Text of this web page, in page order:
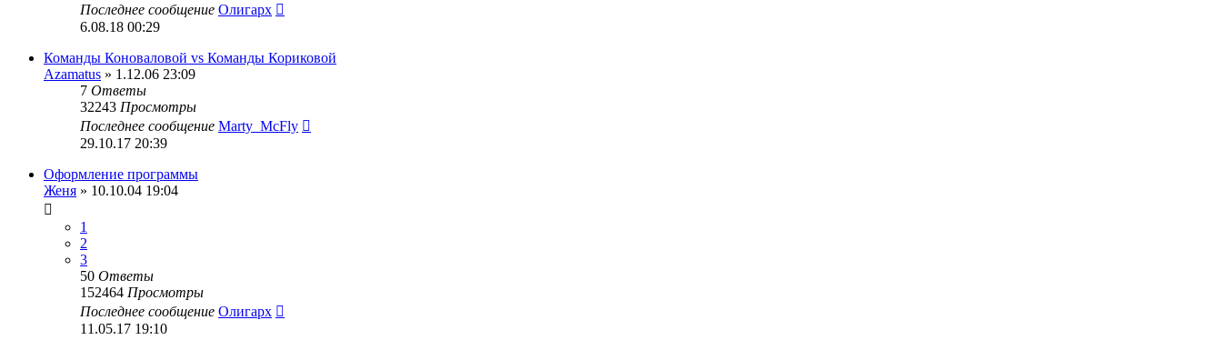
Последнее сообщение Олигарх
6.08.18 00:29
Команды Коноваловой vs Команды Кориковой
Azamatus » 1.12.06 23:09
7 Ответы
32243 Просмотры
Последнее сообщение Marty_McFly
29.10.17 20:39
Оформление программы
Женя » 10.10.04 19:04
1
2
3
50 Ответы
152464 Просмотры
Последнее сообщение Олигарх
11.05.17 19:10